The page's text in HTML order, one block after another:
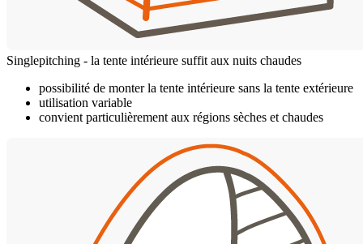
Singlepitching - la tente intérieure suffit aux nuits chaudes
possibilité de monter la tente intérieure sans la tente extérieure
utilisation variable
convient particulièrement aux régions sèches et chaudes